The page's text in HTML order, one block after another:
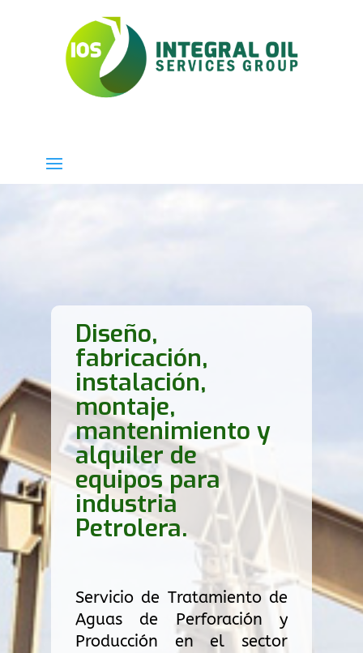
Diseño,
fabricación,
instalación,
montaje,
mantenimiento y
alquiler de
equipos para
industria
Petrolera.
Servicio de Tratamiento de
Aguas de Perforación y
Producción en el sector